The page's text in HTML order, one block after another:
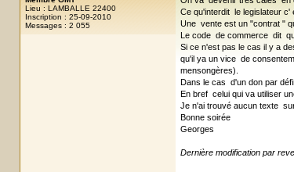
Lieu : LAMBALLE 22400
Inscription : 25-09-2010
Messages : 2 055
Ce qu'interdit le legislateur
Une vente est un "contrat "
Le code de commerce dit
Si ce n'est pas le cas il y a
qu'il ya un vice de
mensongères).
Dans le cas d'un don par
En bref celui qui va utiliser
Je n'ai trouvé aucun texte
Bonne soirée
Georges
Dernière modification par